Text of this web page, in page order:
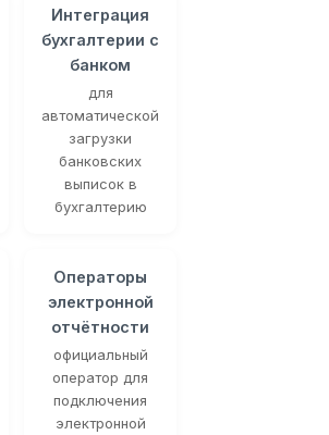
Интеграция
бухгалтерии с
банком
для
автоматической
загрузки
банковских
выписок в
бухгалтерию
Операторы
электронной
отчётности
официальный
оператор для
подключения
электронной